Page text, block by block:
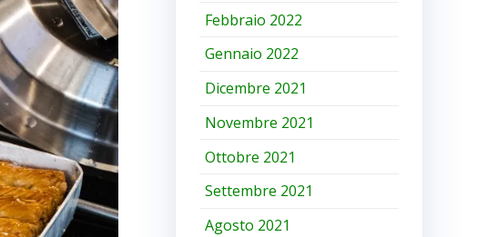
Febbraio 2022
Gennaio 2022
Dicembre 2021
Novembre 2021
Ottobre 2021
Settembre 2021
Agosto 2021